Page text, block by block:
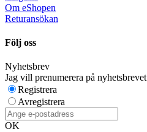
Om eShopen
Returansökan
Följ oss
Nyhetsbrev
Jag vill prenumerera på nyhetsbrevet
Registrera
Avregistrera
OK